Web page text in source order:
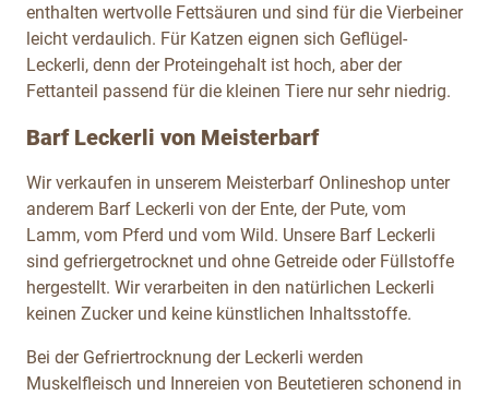
enthalten wertvolle Fettsäuren und sind für die Vierbeiner
leicht verdaulich. Für Katzen eignen sich Geflügel-
Leckerli, denn der Proteingehalt ist hoch, aber der
Fettanteil passend für die kleinen Tiere nur sehr niedrig.
Barf Leckerli von Meisterbarf
Wir verkaufen in unserem Meisterbarf Onlineshop unter
anderem Barf Leckerli von der Ente, der Pute, vom
Lamm, vom Pferd und vom Wild. Unsere Barf Leckerli
sind gefriergetrocknet und ohne Getreide oder Füllstoffe
hergestellt. Wir verarbeiten in den natürlichen Leckerli
keinen Zucker und keine künstlichen Inhaltsstoffe.
Bei der Gefriertrocknung der Leckerli werden
Muskelfleisch und Innereien von Beutetieren schonend in